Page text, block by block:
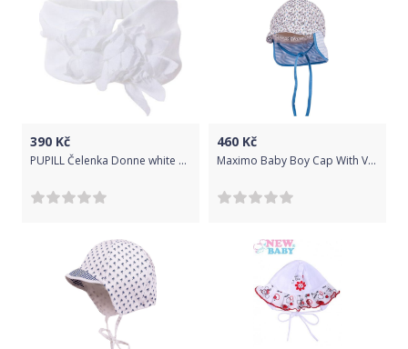
390 Kč
PUPILL Čelenka Donne white 44-46 (6-9m)
460 Kč
Maximo Baby Boy Cap With Visor - adria-grau-kaktus 47